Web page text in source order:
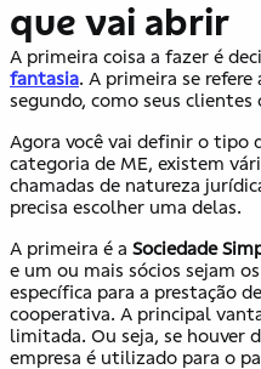
que vai abrir
A primeira coisa a fazer é
fantasia. A primeira se
segundo, como seus clientes
Agora você vai definir o tipo
categoria de ME, existem
chamadas de natureza
precisa escolher uma delas.
A primeira é a Sociedade
e um ou mais sócios sejam
específica para a prestação
cooperativa. A principal
limitada. Ou seja, se houver
empresa é utilizado para o